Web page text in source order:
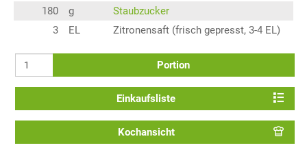
180
g
Staubzucker
3
EL Zitronensaft (frisch gepresst, 3-4 EL)
Portion
Einkaufsliste
Kochansicht